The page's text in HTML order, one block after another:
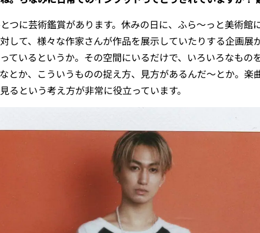
つに芸術鑑賞があります。休みの日に、ふら〜っと美術館
して、様々な作家さんが作品を展示していたりする企画展
ているというか。その空間にいるだけで、いろいろなもの
とか、こういうものの捉え方、見方があるんだ〜とか。楽
るという考え方が非常に役立っています。